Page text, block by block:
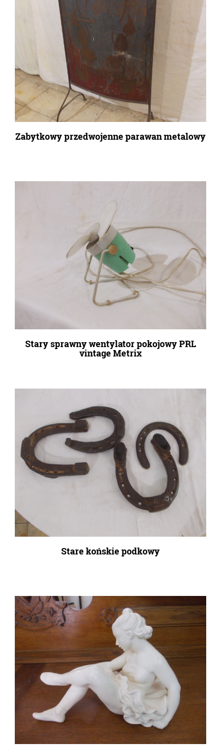
Zabytkowy przedwojenne parawan metalowy
Stary sprawny wentylator pokojowy PRL
vintage Metrix
Stare końskie podkowy